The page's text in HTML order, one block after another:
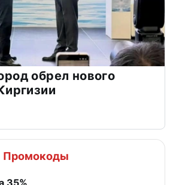
обрел нового
Промокоды
35%